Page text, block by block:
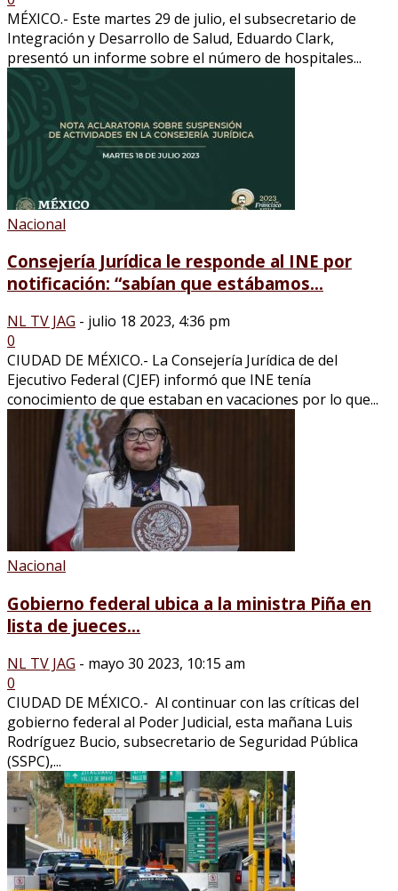
MÉXICO.- Este martes 29 de julio, el subsecretario de
Integración y Desarrollo de Salud, Eduardo Clark,
presentó un informe sobre el número de hospitales...
Nacional
Consejería Jurídica le responde al INE por
notificación: “sabían que estábamos...
NL TV JAG - julio 18 2023, 4:36 pm
0
CIUDAD DE MÉXICO.- La Consejería Jurídica de del
Ejecutivo Federal (CJEF) informó que INE tenía
conocimiento de que estaban en vacaciones por lo que...
Nacional
Gobierno federal ubica a la ministra Piña en
lista de jueces...
NL TV JAG - mayo 30 2023, 10:15 am
0
CIUDAD DE MÉXICO.- Al continuar con las críticas del
gobierno federal al Poder Judicial, esta mañana Luis
Rodríguez Bucio, subsecretario de Seguridad Pública
(SSPC),...